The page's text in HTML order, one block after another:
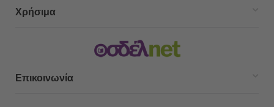
Χρήσιμα
Επικοινωνία